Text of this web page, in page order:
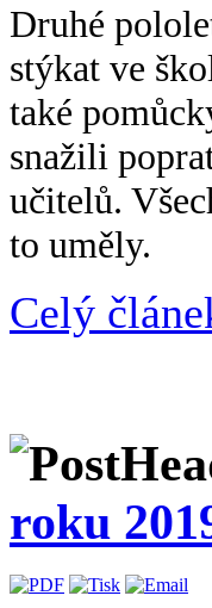
Druhé
stýkat ve
také
snažili
učitelů.
to uměly.
Celý
roku